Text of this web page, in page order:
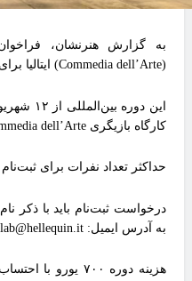
به گزارش هنرنشان،
(Commedia dell’Arte) ایتالیا برای برگزاری در شهریورماه ۱۴۰۳ منتشر شد.
کارگاه بازیگری Commedia dell’Arte توسط آقای Merici Ferruccio ارائه می‌شود.
حداکثر تعداد نفرات برای ثبت‌نام در این
درخواست ثبت‌نام باید با ذکر
به آدرس ایمیل: lab@hellequin.it ارسال شود.
هزینه دوره ۷۰۰